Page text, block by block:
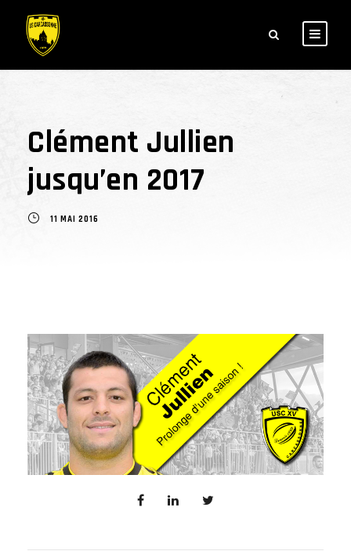
Clément Jullien
jusqu’en 2017
11 MAI 2016